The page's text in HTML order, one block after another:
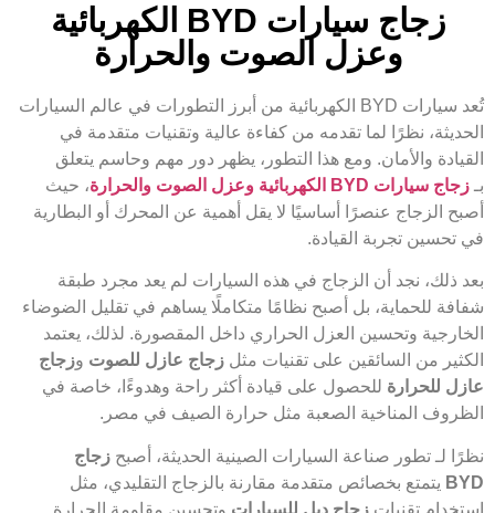
زجاج سيارات BYD الكهربائية
وعزل الصوت والحرارة
تُعد سيارات BYD الكهربائية من أبرز التطورات في عالم السيارات
الحديثة، نظرًا لما تقدمه من كفاءة عالية وتقنيات متقدمة في
القيادة والأمان. ومع هذا التطور، يظهر دور مهم وحاسم يتعلق
بـ زجاج سيارات BYD الكهربائية وعزل الصوت والحرارة
، حيث
أصبح الزجاج عنصرًا أساسيًا لا يقل أهمية عن المحرك أو البطارية
في تحسين تجربة القيادة.
بعد ذلك، نجد أن الزجاج في هذه السيارات لم يعد مجرد طبقة
شفافة للحماية، بل أصبح نظامًا متكاملًا يساهم في تقليل الضوضاء
الخارجية وتحسين العزل الحراري داخل المقصورة. لذلك، يعتمد
الكثير من السائقين على تقنيات مثل زجاج عازل للصوت وزجاج
عازل للحرارة للحصول على قيادة أكثر راحة وهدوءًا، خاصة في
الظروف المناخية الصعبة مثل حرارة الصيف في مصر.
نظرًا لـ تطور صناعة السيارات الصينية الحديثة، أصبح زجاج
BYD يتمتع بخصائص متقدمة مقارنة بالزجاج التقليدي، مثل
استخدام تقنيات زجاج دبل للسيارات وتحسين مقاومة الحرارة